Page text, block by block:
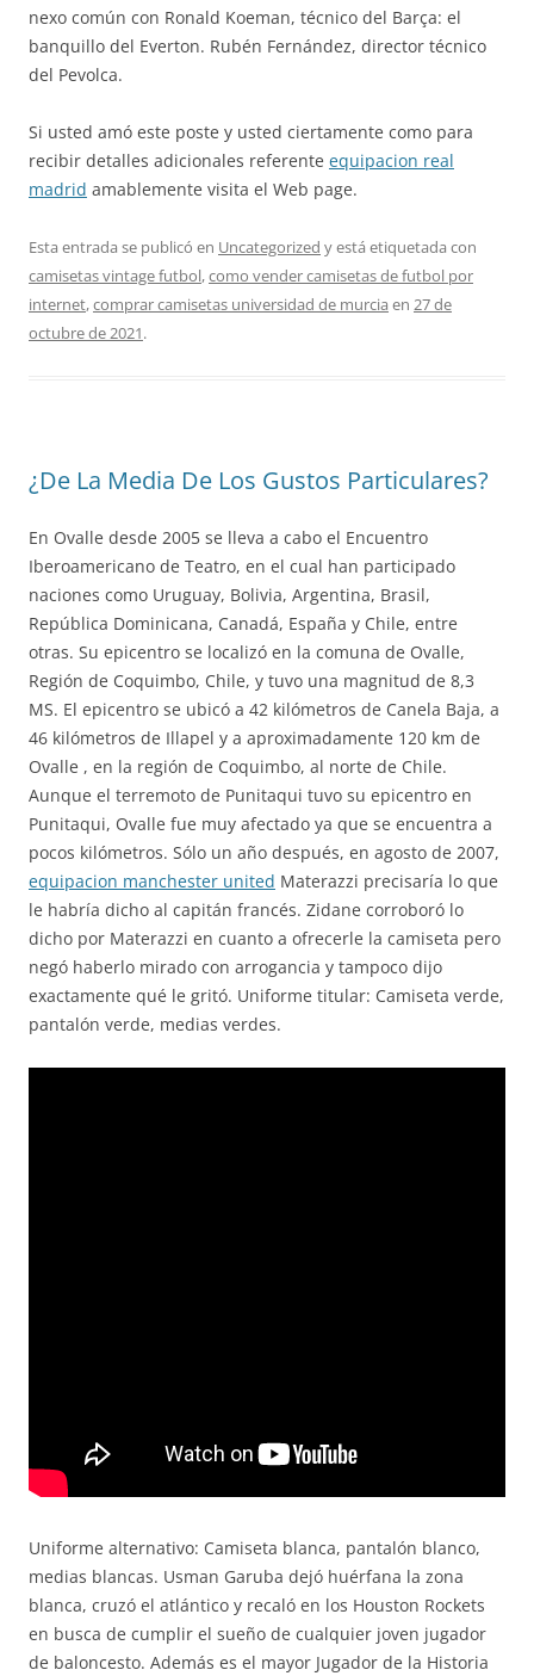
nexo común con Ronald Koeman, técnico del Barça: el
banquillo del Everton. Rubén Fernández, director técnico
del Pevolca.
Si usted amó este poste y usted ciertamente como para
recibir detalles adicionales referente equipacion real
madrid amablemente visita el Web page.
Esta entrada se publicó en Uncategorized y está etiquetada con
camisetas vintage futbol,como vender camisetas de futbol por
internet,comprar camisetas universidad de murcia en 27 de
octubre de 2021.
¿De La Media De Los Gustos Particulares?
En Ovalle desde 2005 se lleva a cabo el Encuentro
Iberoamericano de Teatro, en el cual han participado
naciones como Uruguay, Bolivia, Argentina, Brasil,
República Dominicana, Canadá, España y Chile, entre
otras. Su epicentro se localizó en la comuna de Ovalle,
Región de Coquimbo, Chile, y tuvo una magnitud de 8,3
MS. El epicentro se ubicó a 42 kilómetros de Canela Baja, a
46 kilómetros de Illapel y a aproximadamente 120 km de
Ovalle , en la región de Coquimbo, al norte de Chile.
Aunque el terremoto de Punitaqui tuvo su epicentro en
Punitaqui, Ovalle fue muy afectado ya que se encuentra a
pocos kilómetros. Sólo un año después, en agosto de 2007,
equipacion manchester united Materazzi precisaría lo que
le habría dicho al capitán francés. Zidane corroboró lo
dicho por Materazzi en cuanto a ofrecerle la camiseta pero
negó haberlo mirado con arrogancia y tampoco dijo
exactamente qué le gritó. Uniforme titular: Camiseta verde,
pantalón verde, medias verdes.
Uniforme alternativo: Camiseta blanca, pantalón blanco,
medias blancas. Usman Garuba dejó huérfana la zona
blanca, cruzó el atlántico y recaló en los Houston Rockets
en busca de cumplir el sueño de cualquier joven jugador
de baloncesto. Además es el mayor Jugador de la Historia